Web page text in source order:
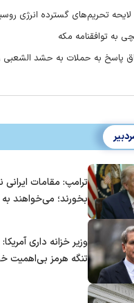
لایحه تحریم‌های گسترده انرژی
به توافقنامه مکه
پاسخ به حملات به حشد الشعبی
ترامپ: مقامات
بخورند؛ می‌خواهند
وزیر خزانه داری
تنگه هرمز بی‌اهمیت